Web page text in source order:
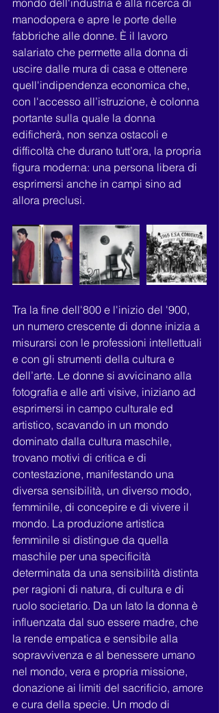
mondo dell'industria è alla ricerca di
manodopera e apre le porte delle
fabbriche alle donne. È il lavoro
salariato che permette alla donna di
uscire dalle mura di casa e ottenere
quell'indipendenza economica che,
con l'accesso all’istruzione, è colonna
portante sulla quale la donna
edificherà, non senza ostacoli e
difficoltà che durano tutt’ora, la propria
figura moderna: una persona libera di
esprimersi anche in campi sino ad
allora preclusi.
Tra la fine dell'800 e l'inizio del '900,
un numero crescente di donne inizia a
misurarsi con le professioni intellettuali
e con gli strumenti della cultura e
dell’arte. Le donne si avvicinano alla
fotografia e alle arti visive, iniziano ad
esprimersi in campo culturale ed
artistico, scavando in un mondo
dominato dalla cultura maschile,
trovano motivi di critica e di
contestazione, manifestando una
diversa sensibilità, un diverso modo,
femminile, di concepire e di vivere il
mondo. La produzione artistica
femminile si distingue da quella
maschile per una specificità
determinata da una sensibilità distinta
per ragioni di natura, di cultura e di
ruolo societario. Da un lato la donna è
influenzata dal suo essere madre, che
la rende empatica e sensibile alla
sopravvivenza e al benessere umano
nel mondo, vera e propria missione,
donazione ai limiti del sacrificio, amore
e cura della specie. Un modo di